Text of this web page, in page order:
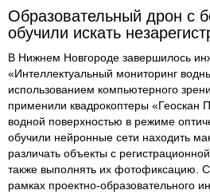
Образовательный дрон с
обучили искать
В Нижнем Новгороде завершилось
«Интеллектуальный мониторинг
использованием компьютерного
применили квадрокоптеры «Геоскан
водной поверхностью в режиме
обучили нейронные сети находить
различать объекты с
также выполнять их фотофиксацию.
рамках проектно-образовательного